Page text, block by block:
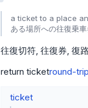
a ticket to a place
ある場所への往復乗車
往復切符 往復券 復
return ticketround-
ticket